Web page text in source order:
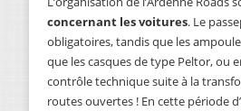
concernant les voitures. Le
obligatoires, tandis que les
que les casques de type Peltor, ou
contrôle technique suite à la
routes ouvertes ! En cette période